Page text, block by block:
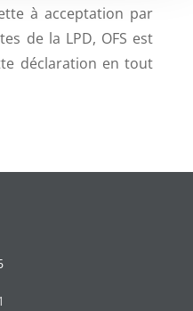
à acceptation par
de la LPD, OFS est
déclaration en tout